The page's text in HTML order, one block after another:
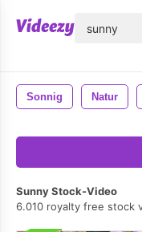
Sonnig Natur
Sunny Stock-Video
6.010 royalty free stock